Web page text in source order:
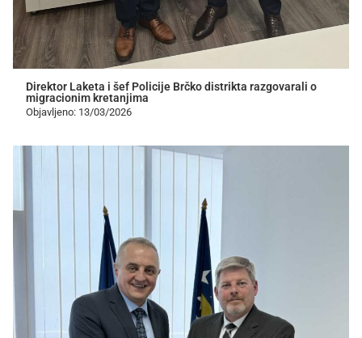
Direktor Laketa i šef Policije Brčko distrikta razgovarali o
migracionim kretanjima
Objavljeno: 13/03/2026